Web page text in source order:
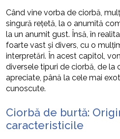
Când vine vorba de ciorbă,
singură rețetă, la o anumită
la un anumit gust. Însă, în
foarte vast și divers, cu o
interpretări. În acest capitol,
diversele tipuri de ciorbă, de la
apreciate, până la cele mai
cunoscute.
Ciorbă de burtă:
caracteristicile